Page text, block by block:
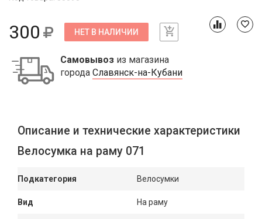
300 НЕТ В НАЛИЧИИ
Самовывоз из магазина
города Славянск-на-Кубани
Описание и технические характеристики
Велосумка на раму 071
Подкатегория Велосумки
Вид На раму